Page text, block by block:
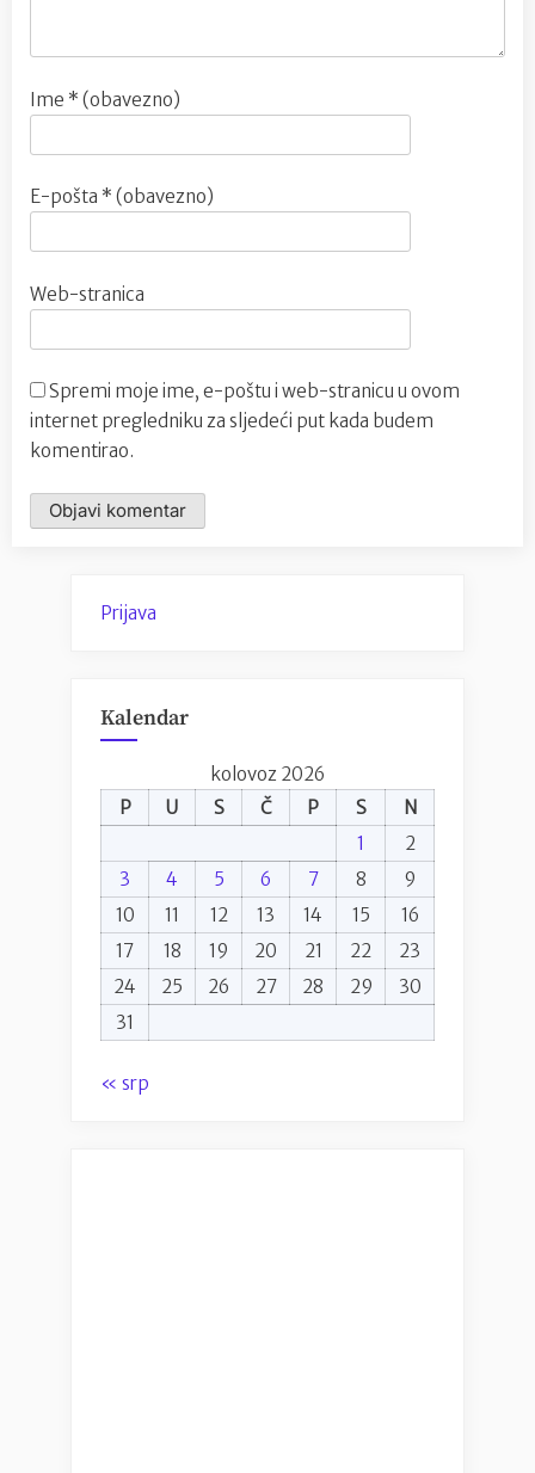
Ime * (obavezno)
E-pošta * (obavezno)
Web-stranica
Spremi moje ime, e-poštu i web-stranicu u ovom
internet pregledniku za sljedeći put kada budem
komentirao.
Prijava
Kalendar
kolovoz 2026
P
U S Č P S
N
1
2
3
4 5 6 7 8
9
10
11 12 13 14 15
16
17
18 19 20 21 22
23
24
25 26 27 28 29
30
31
« srp